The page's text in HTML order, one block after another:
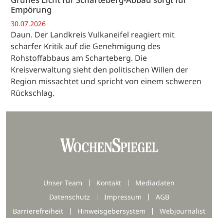
Empörung
30.07.2026
Daun. Der Landkreis Vulkaneifel reagiert mit
scharfer Kritik auf die Genehmigung des
Rohstoffabbaus am Scharteberg. Die
Kreisverwaltung sieht den politischen Willen der
Region missachtet und spricht von einem schweren
Rückschlag.
Unser Team Kontakt
Mediadaten
Datenschutz
Impressum
AGB
Barrierefreiheit
Hinweisgebersystem Webjournalist